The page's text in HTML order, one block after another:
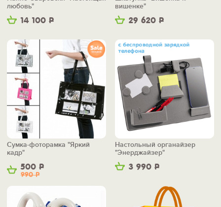
14 100 Р
любовь"
29 620 Р
вишенке"
500 Р
990Р
Сумка-фоторамка "Яркий
кадр"
3 990 Р
Настольный органайзер
"Энерджайзер"